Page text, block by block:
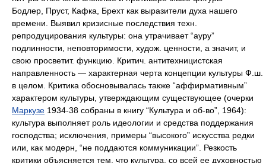
Бодлер, Пруст, Кафка, Брехт как выразители духа нашего
времени. Выявил кризисные последствия техн.
репродуцирования культуры: она утрачивает “ауру”
подлинности, неповторимости, худож. ценности, а значит, и
свою просветит. функцию. Критич. антитехницистская
направленность — характерная черта концепции культуры Ф.ш.
в целом. Критика обосновывалась также “аффирмативным”
характером культуры, утверждающим существующее (очерки
Маркузе 1934-38 собраны в книгу “Культура и об-во”, 1964):
культура выполняет роль идеологии и средства поддержания
господства; исключения, примеры “высокого” искусства редки
или, как модерн, “не поддаются коммуникации”. Резкость
критики объясняется тем, что культура, со всей ее духовностью